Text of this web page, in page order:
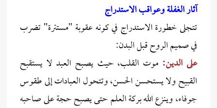
آثار الغفلة وعواقب الاستدراج
تتجلى خطورة الاستدراج في كونه عقوبة "مستترة" تضرب
في صميم الروح قبل البدن:
على الدين: موت القلب، حيث يصبح العبد لا يستقبح
القبيح ولا يستحسن الحسن، وتتحول العبادات إلى طقوس
جوفاء، وينزع الله بركة العلم حتى يصبح حجة على صاحبه